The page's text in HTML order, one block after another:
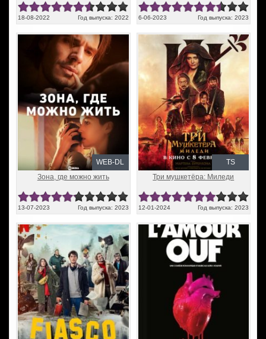
18-08-2022 Год выпуска: 2022 6-06-2023 Год выпуска: 2023
WEB-DL
Зона, где можно жить
13-07-2023 Год выпуска: 2023
TS
Три мушкетёра: Миледи
12-01-2024 Год выпуска: 2023